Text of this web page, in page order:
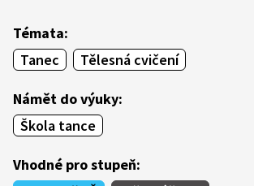
Témata:
Tanec
Tělesná cvičení
Námět do výuky:
Škola tance
Vhodné pro stupeň: